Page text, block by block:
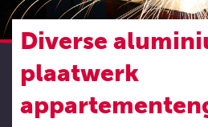
Diverse
plaatwerk